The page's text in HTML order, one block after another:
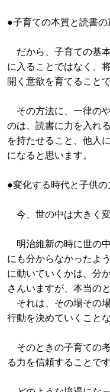
●子育ての本質と読書の
だから、子育ての基
に入ることではなく、
開く意欲を育てることで
その方法に、一律の
のは、読書に力を入れ
を持たせること、他人
になると思います。
●変化する時代と子供
今、世の中は大きく
明治維新の時に世の
にも分からなかったよ
に動いていくかは、分
さんいますが、本当の
それは、その場その
行動を決めていくことな
そのときの子育ての
る力を信頼することです